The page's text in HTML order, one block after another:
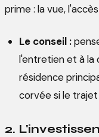
prime : la vue,
Le conseil :
l'entretien et à la
résidence
corvée si le
2.